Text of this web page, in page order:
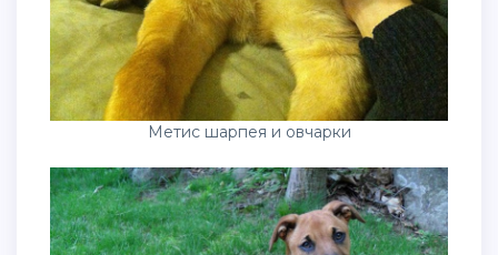
Метис шарпея и овчарки